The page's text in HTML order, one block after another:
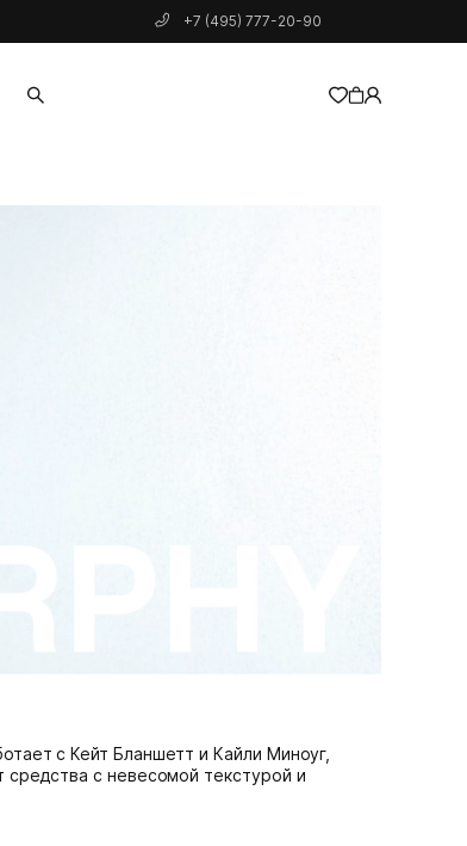
+7 (495) 777-20-90
с Кейт Бланшетт и Кайли Миноуг,
c невесомой текстурой и